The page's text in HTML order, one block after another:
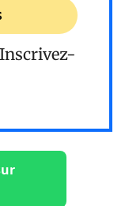
Inscrivez-